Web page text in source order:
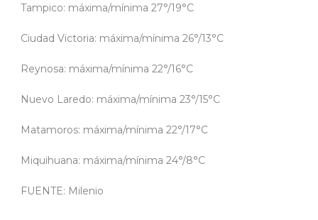
Tampico: máxima/mínima 27°/19°C
Ciudad Victoria: máxima/mínima 26°/13°C
Reynosa: máxima/mínima 22°/16°C
Nuevo Laredo: máxima/mínima 23°/15°C
Matamoros: máxima/mínima 22°/17°C
Miquihuana: máxima/mínima 24°/8°C
FUENTE: Milenio